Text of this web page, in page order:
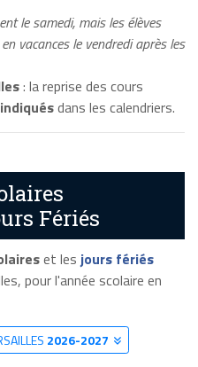
le samedi, mais les élèves
vacances le vendredi après les
: la reprise des cours
dans les calendriers.
Fériés
et les jours fériés
pour l'année scolaire en
2026-2027